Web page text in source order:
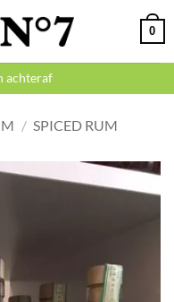
0
achteraf
/ SPICED RUM